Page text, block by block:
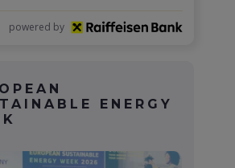
powered by
ENERGY